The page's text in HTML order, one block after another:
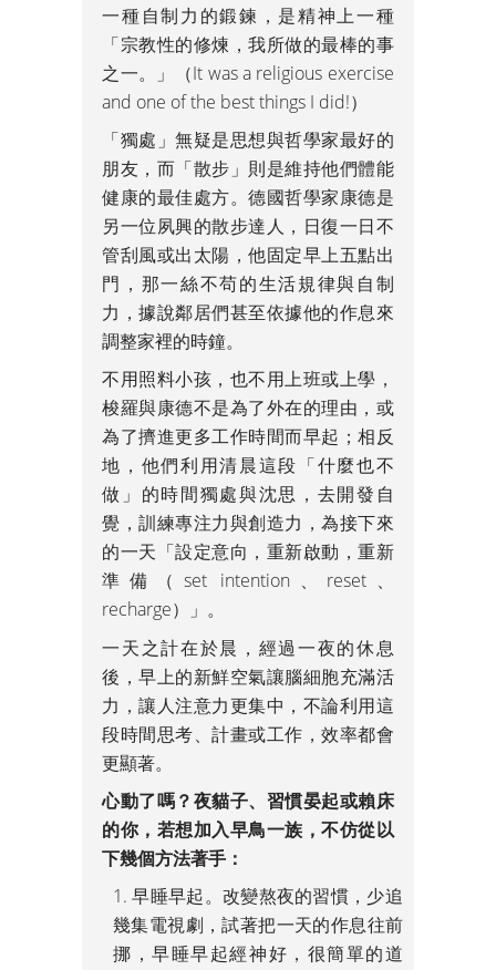
一種自制力的鍛鍊，是精神上一種
「宗教性的修煉，我所做的最棒的事
之一。」（It was a religious exercise
and one of the best things I did!）
「獨處」無疑是思想與哲學家最好的
朋友，而「散步」則是維持他們體能
健康的最佳處方。德國哲學家康德是
另一位夙興的散步達人，日復一日不
管刮風或出太陽，他固定早上五點出
門，那一絲不苟的生活規律與自制
力，據說鄰居們甚至依據他的作息來
調整家裡的時鐘。
不用照料小孩，也不用上班或上學，
梭羅與康德不是為了外在的理由，或
為了擠進更多工作時間而早起；相反
地，他們利用清晨這段「什麼也不
做」的時間獨處與沈思，去開發自
覺，訓練專注力與創造力，為接下來
的一天「設定意向，重新啟動，重新
準備（set intention、reset、
recharge）」。
一天之計在於晨，經過一夜的休息
後，早上的新鮮空氣讓腦細胞充滿活
力，讓人注意力更集中，不論利用這
段時間思考、計畫或工作，效率都會
更顯著。
心動了嗎？夜貓子、習慣晏起或賴床
的你，若想加入早鳥一族，不仿從以
下幾個方法著手：
早睡早起。改變熬夜的習慣，少追
幾集電視劇，試著把一天的作息往前
挪，早睡早起經神好，很簡單的道